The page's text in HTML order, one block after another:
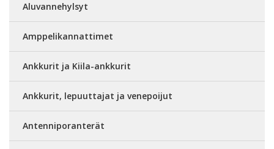
Aluvannehylsyt
Amppelikannattimet
Ankkurit ja Kiila-ankkurit
Ankkurit, lepuuttajat ja venepoijut
Antenniporanterät